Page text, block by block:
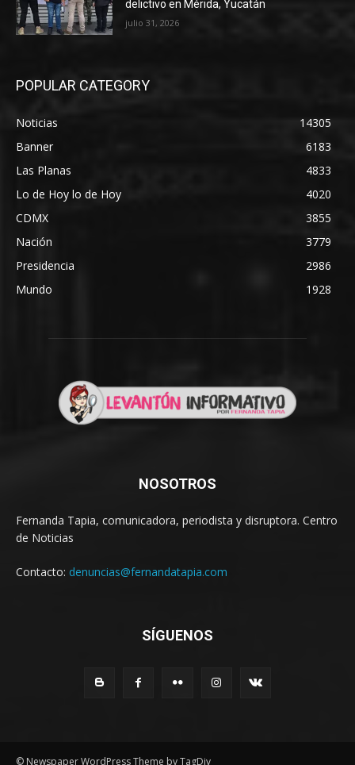
delictivo en Mérida, Yucatán
julio 31, 2026
POPULAR CATEGORY
Noticias
14305
Banner
6183
Las Planas
4833
Lo de Hoy lo de Hoy
4020
CDMX
3855
Nación
3779
Presidencia
2986
Mundo
1928
NOSOTROS
Fernanda Tapia, comunicadora, periodista y disruptora. Centro
de Noticias
Contacto: denuncias@fernandatapia.com
SÍGUENOS
© Newspaper WordPress Theme by TagDiv